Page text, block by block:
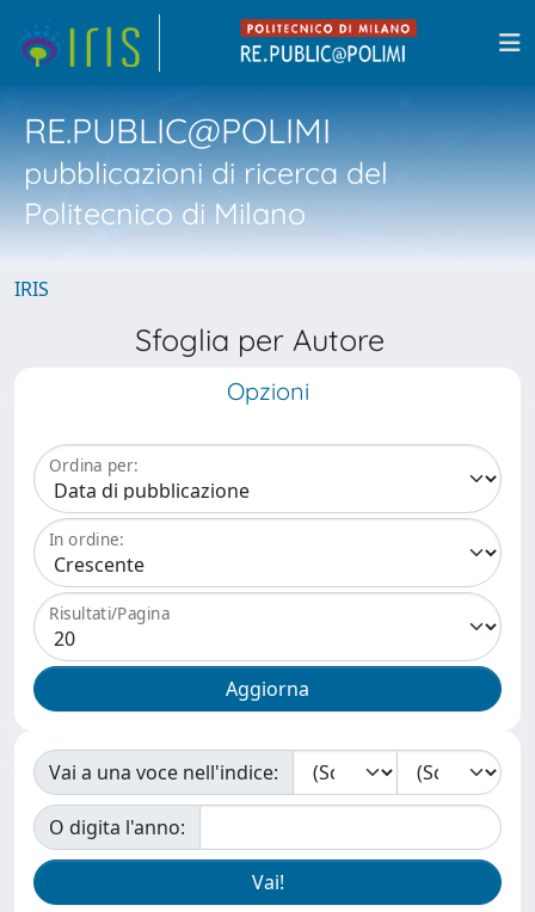
RE.PUBLIC@POLIMI
pubblicazioni di ricerca del
Politecnico di Milano
IRIS
Sfoglia per Autore
Opzioni
Ordina per:
In ordine:
Risultati/Pagina
Vai a una voce nell'indice:
O digita l'anno: